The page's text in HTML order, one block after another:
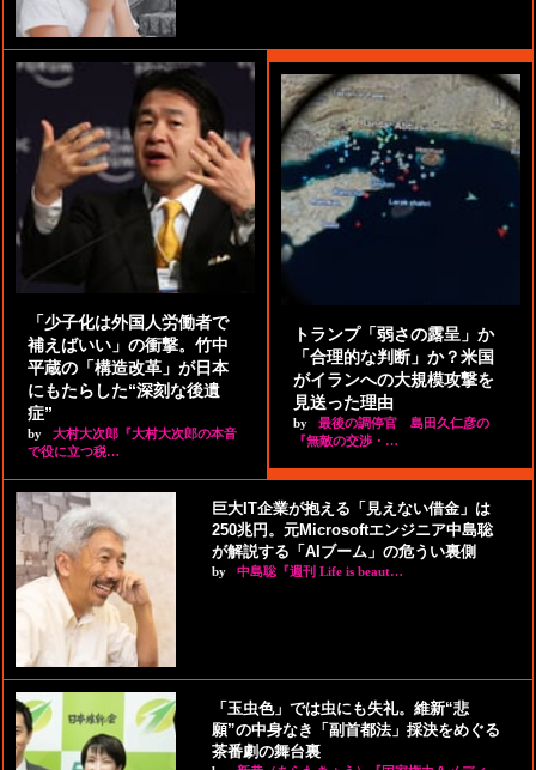
「少子化は外国人労働者で
補えばいい」の衝撃。竹中
平蔵の「構造改革」が日本
にもたらした“深刻な後遺
症”
by
大村大次郎『大村大次郎の本音
で役に立つ税…
トランプ「弱さの露呈」か
「合理的な判断」か？米国
がイランへの大規模攻撃を
見送った理由
by
最後の調停官 島田久仁彦の
『無敵の交渉・…
巨大IT企業が抱える「見えない借金」は
250兆円。元Microsoftエンジニア中島聡
が解説する「AIブーム」の危うい裏側
by 中島聡『週刊 Life is beaut…
「玉虫色」では虫にも失礼。維新“悲
願”の中身なき「副首都法」採決をめぐる
茶番劇の舞台裏